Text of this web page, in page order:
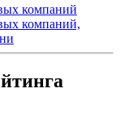
компаний
компаний,